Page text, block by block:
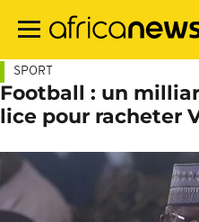
contenu
SPORT
Football : un
lice pour racheter